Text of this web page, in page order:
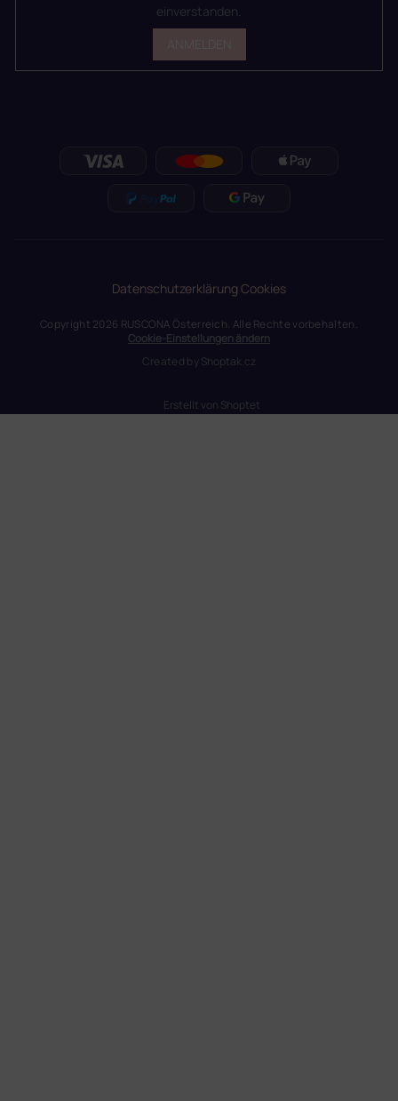
einverstanden.
DatenschutzerklärungCookies
Erstellt von Shoptet
Copyright 2026 RUSCONA Österreich. Alle Rechte vorbehalten.
Cookie-Einstellungen ändern
Created byShoptak.cz